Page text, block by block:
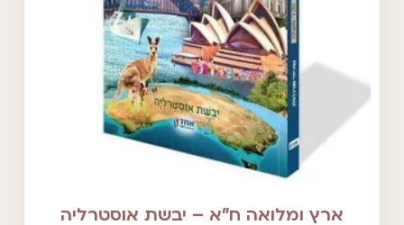
ארץ ומלואה ח"א – יבשת אוסטרליה